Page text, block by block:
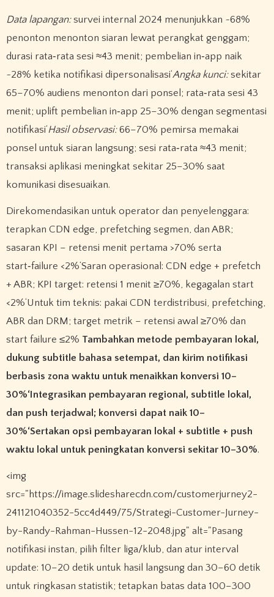
Data lapangan:survei internal 2024 menunjukkan ~68%
penonton menonton siaran lewat perangkat genggam;
durasi rata‑rata sesi ≈43 menit; pembelian in‑app naik
~28% ketika notifikasi dipersonalisasi‘Angka kunci:sekitar
65–70% audiens menonton dari ponsel; rata‑rata sesi 43
menit; uplift pembelian in‑app 25–30% dengan segmentasi
notifikasi‘Hasil observasi:66–70% pemirsa memakai
ponsel untuk siaran langsung; sesi rata‑rata ≈43 menit;
transaksi aplikasi meningkat sekitar 25–30% saat
komunikasi disesuaikan.
Direkomendasikan untuk operator dan penyelenggara:
terapkan CDN edge, prefetching segmen, dan ABR;
sasaran KPI – retensi menit pertama >70% serta
start‑failure <2%‘Saran operasional: CDN edge + prefetch
+ ABR; KPI target: retensi 1 menit ≥70%, kegagalan start
<2%‘Untuk tim teknis: pakai CDN terdistribusi, prefetching,
ABR dan DRM; target metrik – retensi awal ≥70% dan
start failure ≤2% Tambahkan metode pembayaran lokal,
dukung subtitle bahasa setempat, dan kirim notifikasi
berbasis zona waktu untuk menaikkan konversi 10–
30%‘Integrasikan pembayaran regional, subtitle lokal,
dan push terjadwal; konversi dapat naik 10–
30%‘Sertakan opsi pembayaran lokal + subtitle + push
waktu lokal untuk peningkatan konversi sekitar 10–30%.
<img
src="https://image.slidesharecdn.com/customerjurney2-
241121040352-5cc4d449/75/Strategi-Customer-Jurney-
by-Randy-Rahman-Hussen-12-2048.jpg" alt="Pasang
notifikasi instan, pilih filter liga/klub, dan atur interval
update: 10–20 detik untuk hasil langsung dan 30–60 detik
untuk ringkasan statistik; tetapkan batas data 100–300